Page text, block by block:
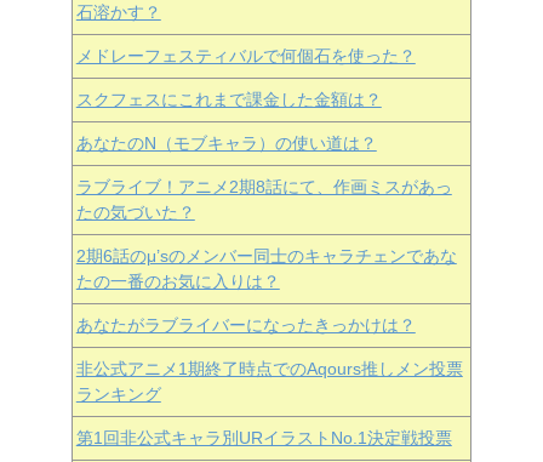
石溶かす？
メドレーフェスティバルで何個石を使った？
スクフェスにこれまで課金した金額は？
あなたのN（モブキャラ）の使い道は？
ラブライブ！アニメ2期8話にて、作画ミスがあっ
たの気づいた？
2期6話のμ’sのメンバー同士のキャラチェンであな
たの一番のお気に入りは？
あなたがラブライバーになったきっかけは？
非公式アニメ1期終了時点でのAqours推しメン投票
ランキング
第1回非公式キャラ別URイラストNo.1決定戦投票